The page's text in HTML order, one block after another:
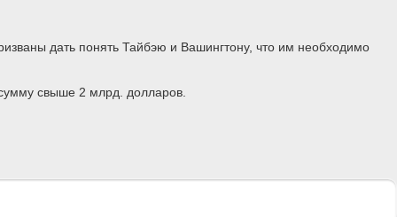
дать понять Тайбэю и Вашингтону, что им необходимо
свыше 2 млрд. долларов.